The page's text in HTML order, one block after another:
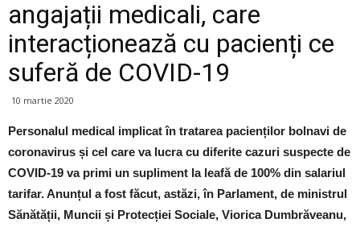
angajații medicali, care
interacționează cu pacienți ce
suferă de COVID-19
10 martie 2020
Personalul medical implicat în tratarea pacienților bolnavi de
coronavirus și cel care va lucra cu diferite cazuri suspecte de
COVID-19 va primi un supliment la leafă de 100% din salariul
tarifar. Anunțul a fost făcut, astăzi, în Parlament, de ministrul
Sănătății, Muncii și Protecției Sociale, Viorica Dumbrăveanu,